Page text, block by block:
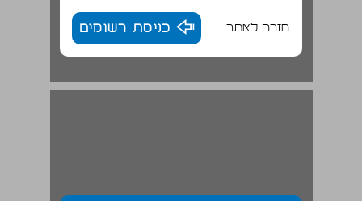
חזרה לאתר כניסת רשומים